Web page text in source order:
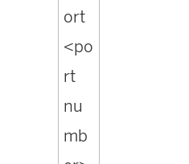
ort
<po
rt
nu
mb